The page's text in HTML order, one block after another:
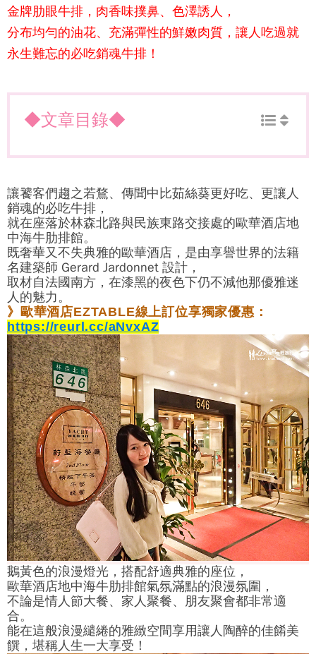
金牌肋眼牛排，肉香味撲鼻、色澤誘人，
分布均勻的油花、充滿彈性的鮮嫩肉質，讓人吃過就
永生難忘的必吃銷魂牛排！
◆文章目錄◆
讓饕客們趨之若鶩、傳聞中比茹絲葵更好吃、更讓人
銷魂的必吃牛排，
就在座落於林森北路與民族東路交接處的歐華酒店地
中海牛肋排館。
既奢華又不失典雅的歐華酒店，是由享譽世界的法籍
名建築師 Gerard Jardonnet 設計，
取材自法國南方，在漆黑的夜色下仍不減他那優雅迷
人的魅力。
》 歐華酒店EZTABLE線上訂位享獨家優惠 ：
https://reurl.cc/aNvxAZ
鵝黃色的浪漫燈光，搭配舒適典雅的座位，
歐華酒店地中海牛肋排館氣氛滿點的浪漫氛圍，
不論是情人節大餐、家人聚餐、朋友聚會都非常適
合。
能在這般浪漫繾綣的雅緻空間享用讓人陶醉的佳餚美
饌，堪稱人生一大享受！